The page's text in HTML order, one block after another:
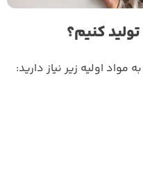
کنیم؟
مواد اولیه زیر نیاز دارید: